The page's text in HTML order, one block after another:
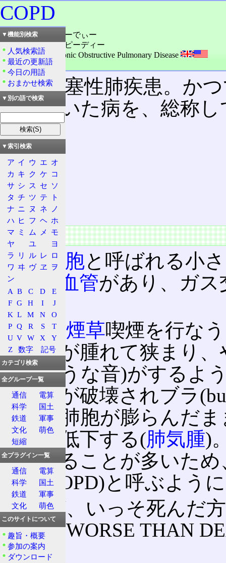
COPD
読み：しーおーぴーでぃー
読み：スィーオウピーディー
外語：COPD: Chronic Obstructive Pulmonary Disease
品詞：名詞
慢性閉塞性肺疾患。か
ばれていた病を、総称
目次
概要
特徴
病因
治療
概要
肺 は肺胞と呼ばれる小
に
毛細血管があり、ガス
いる。
しかし煙草喫煙を行な
管の壁が腫れて狭まり
いたような音)がするよ
て肺胞が破壊されブラ
なると肺胞が膨らんだ
著しく低下する(肺気腫)
併発することが多いた
疾患(COPD)と呼ぶよう
これが、いっそ死んだ
な状態(WORSE THAN
る。
▼機能別検索
人気検索語
最近の更新語
今日の用語
おまかせ検索
▼別の語で検索
▼索引検索
ア イ ウ エ オ
カ キ ク ケ コ
サ シ ス セ ソ
タ チ ツ テ
ト
ナ ニ ヌ ネ
ノ
ハ ヒ フ ヘ ホ
マ ミ ム メ
モ
ヤ
ユ
ヨ
ラ
リ ル レ ロ
ワ ヰ ヴ ヱ
ヲ
ン
A B C D
E
F G H I
J
K L M N
O
P Q R S
T
U V W X
Y
Z
数字 記号
カテゴリ検索
全グループ一覧
通信
電算
科学
国土
鉄道
軍事
文化
萌色
短縮
全プラグイン一覧
通信
電算
科学
国土
鉄道
軍事
文化
萌色
このサイトについて
趣旨・概要
参加の案内
ダウンロード